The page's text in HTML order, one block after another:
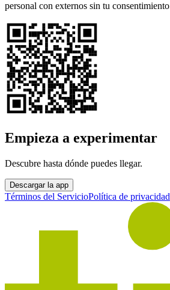
personal con externos sin tu
Empieza a experimentar
Descubre hasta dónde puedes llegar.
Descargar la app
Términos del ServicioPolítica de privacidad